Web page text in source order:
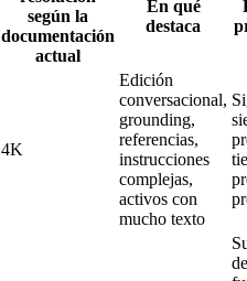
según la
documentación
actual
En qué
destaca
4K
Edición
conversacional,
grounding,
referencias,
instrucciones
complejas,
activos con
mucho texto
de